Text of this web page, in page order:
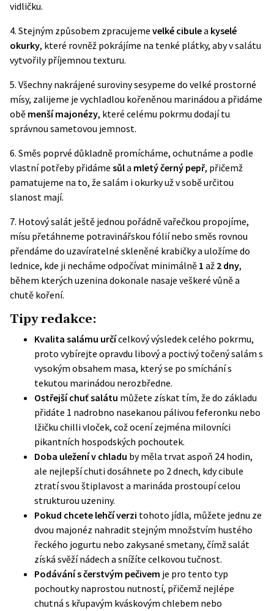
vidličku.
4. Stejným způsobem zpracujeme velké cibulea kyselé
okurky, které rovněž pokrájíme na tenké plátky, aby v salátu
vytvořily příjemnou texturu.
5. Všechny nakrájené suroviny sesypeme do velké prostorné
mísy, zalijeme je vychladlou kořeněnou marinádou a přidáme
obě menší majonézy, které celému pokrmu dodají tu
správnou sametovou jemnost.
6. Směs poprvé důkladně promícháme, ochutnáme a podle
vlastní potřeby přidáme sůla mletý černý pepř, přičemž
pamatujeme na to, že salám i okurky už v sobě určitou
slanost mají.
7. Hotový salát ještě jednou pořádně vařečkou propojíme,
mísu přetáhneme potravinářskou fólií nebo směs rovnou
přendáme do uzavíratelné skleněné krabičky a uložíme do
lednice, kde ji necháme odpočívat minimálně 1 až 2 dny,
během kterých uzenina dokonale nasaje veškeré vůně a
chutě koření.
Tipy redakce:
Kvalita salámu určícelkový výsledek celého pokrmu,
proto vybírejte opravdu libový a poctivý točený salám s
vysokým obsahem masa, který se po smíchání s
tekutou marinádou nerozbředne.
Ostřejší chuť salátu můžete získat tím, že do základu
přidáte 1 nadrobno nasekanou pálivou feferonku nebo
lžičku chilli vloček, což ocení zejména milovníci
pikantních hospodských pochoutek.
Doba uležení v chladu by měla trvat aspoň 24 hodin,
ale nejlepší chuti dosáhnete po 2 dnech, kdy cibule
ztratí svou štiplavost a marináda prostoupí celou
strukturou uzeniny.
Pokud chcete lehčí verzi tohoto jídla, můžete jednu ze
dvou majonéz nahradit stejným množstvím hustého
řeckého jogurtu nebo zakysané smetany, čímž salát
získá svěží nádech a snížíte celkovou tučnost.
Podávání s čerstvým pečivem je pro tento typ
pochoutky naprostou nutností, přičemž nejlépe
chutná s křupavým kváskovým chlebem nebo